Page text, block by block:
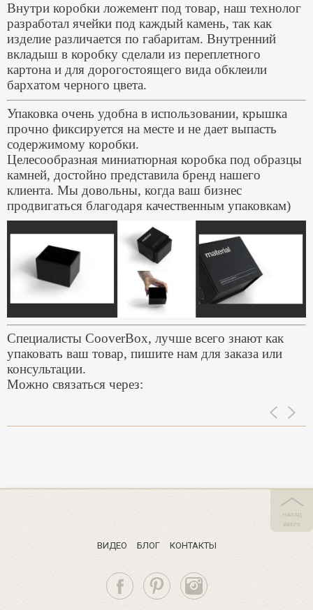
Внутри коробки ложемент под товар, наш технолог
разработал ячейки под каждый камень, так как
изделие различается по габаритам. Внутренний
вкладыш в коробку сделали из переплетного
картона и для дорогостоящего вида обклеили
бархатом черного цвета.
Упаковка очень удобна в использовании, крышка
прочно фиксируется на месте и не дает выпасть
содержимому коробки.
Целесообразная миниатюрная коробка под образцы
камней, достойно представила бренд нашего
клиента. Мы довольны, когда ваш бизнес
продвигаться благодаря качественным упаковкам)
Специалисты CooverBox, лучше всего знают как
упаковать ваш товар, пишите нам для заказа или
консультации.
Можно связаться через:
НАЗАД
ВВЕРХ
ВИДЕО БЛОГ КОНТАКТЫ